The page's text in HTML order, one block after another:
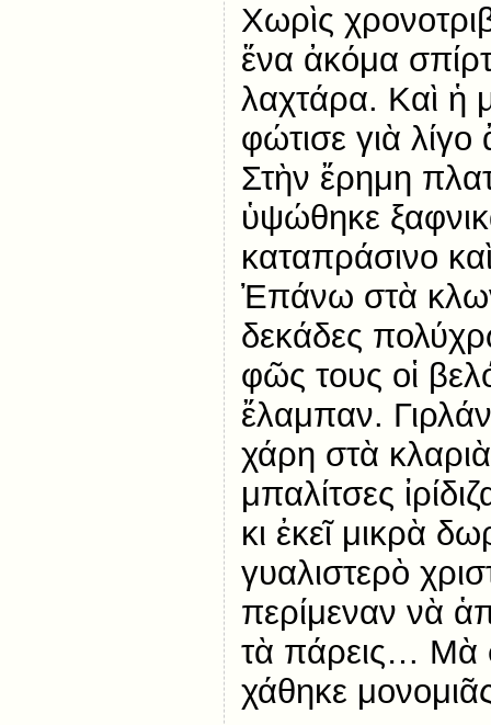
Χωρὶς
ἕνα ἀκόμα
λαχτάρα. Καὶ ἡ
φώτισε γιὰ
Στὴν ἔρημη
ὑψώθηκε
καταπράσινο
Ἐπάνω στὰ
δεκάδες
φῶς τους οἱ
ἔλαμπαν.
χάρη στὰ
μπαλίτσες
κι ἐκεῖ μικρὰ
γυαλιστερὸ
περίμεναν νὰ
τὰ πάρεις… Μὰ
χάθηκε